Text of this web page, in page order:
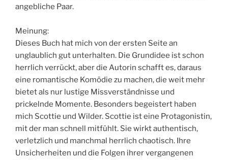
angebliche Paar.
Meinung:
Dieses Buch hat mich von der ersten Seite an
unglaublich gut unterhalten. Die Grundidee ist schon
herrlich verrückt, aber die Autorin schafft es, daraus
eine romantische Komödie zu machen, die weit mehr
bietet als nur lustige Missverständnisse und
prickelnde Momente. Besonders begeistert haben
mich Scottie und Wilder. Scottie ist eine Protagonistin,
mit der man schnell mitfühlt. Sie wirkt authentisch,
verletzlich und manchmal herrlich chaotisch. Ihre
Unsicherheiten und die Folgen ihrer vergangenen